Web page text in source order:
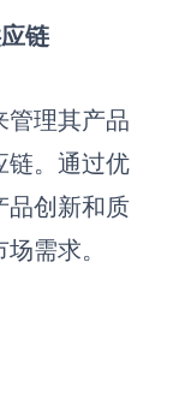
链
管理其产品
链。通过优
品创新和质
需求。